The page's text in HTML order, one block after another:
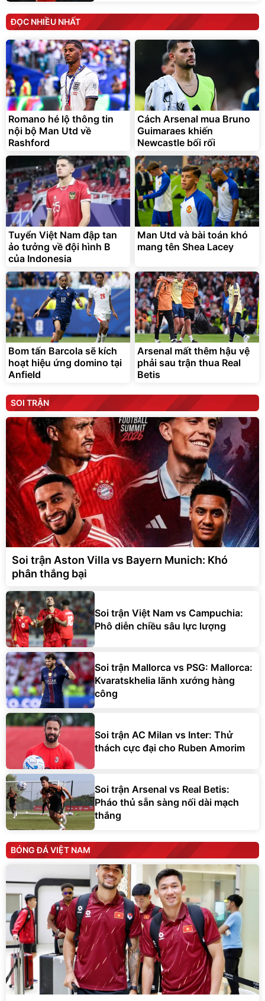
ĐỌC NHIỀU NHẤT
Romano hé lộ thông tin
nội bộ Man Utd về
Rashford
Cách Arsenal mua Bruno
Guimaraes khiến
Newcastle bối rối
Tuyển Việt Nam đập tan
ảo tưởng về đội hình B
của Indonesia
Man Utd và bài toán khó
mang tên Shea Lacey
Bom tấn Barcola sẽ kích
hoạt hiệu ứng domino tại
Anfield
Arsenal mất thêm hậu vệ
phải sau trận thua Real
Betis
SOI TRẬN
Soi trận Aston Villa vs Bayern Munich: Khó
phân thắng bại
Soi trận Việt Nam vs Campuchia:
Phô diễn chiều sâu lực lượng
Soi trận Mallorca vs PSG: Mallorca:
Kvaratskhelia lãnh xướng hàng
công
Soi trận AC Milan vs Inter: Thử
thách cực đại cho Ruben Amorim
Soi trận Arsenal vs Real Betis:
Pháo thủ sẵn sàng nối dài mạch
thắng
BÓNG ĐÁ VIỆT NAM